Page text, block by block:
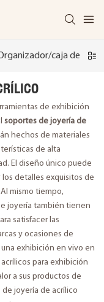
caja de
de exhibición
soportes de joyería de
hechos de materiales
de alta
El diseño único puede
detalles exquisitos de
mismo tiempo,
joyería también tienen
satisfacer las
y ocasiones de
una exhibición en vivo en
para exhibición
a sus productos de
joyería de acrílico